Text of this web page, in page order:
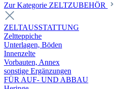
Zur Kategorie ZELTZUBEHÖR
ZELTAUSSTATTUNG
Zeltteppiche
Unterlagen, Böden
Innenzelte
Vorbauten, Annex
sonstige Ergänzungen
FÜR AUF- UND ABBAU